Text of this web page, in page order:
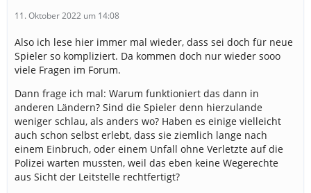
11. Oktober 2022 um 14:08
Also ich lese hier immer mal wieder, dass sei doch für neue
Spieler so kompliziert. Da kommen doch nur wieder sooo
viele Fragen im Forum.
Dann frage ich mal: Warum funktioniert das dann in
anderen Ländern? Sind die Spieler denn hierzulande
weniger schlau, als anders wo? Haben es einige vielleicht
auch schon selbst erlebt, dass sie ziemlich lange nach
einem Einbruch, oder einem Unfall ohne Verletzte auf die
Polizei warten mussten, weil das eben keine Wegerechte
aus Sicht der Leitstelle rechtfertigt?